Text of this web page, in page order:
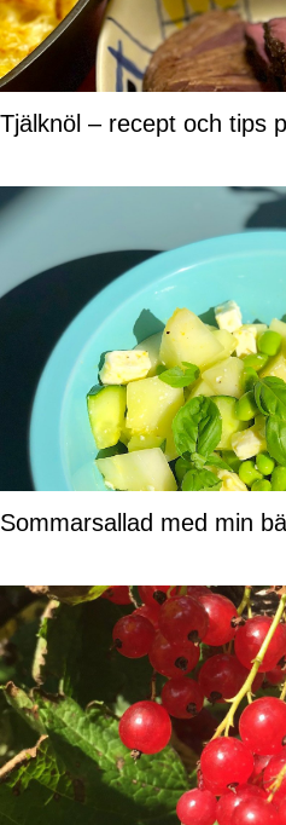
Tjälknöl – recept och tips
Sommarsallad med min